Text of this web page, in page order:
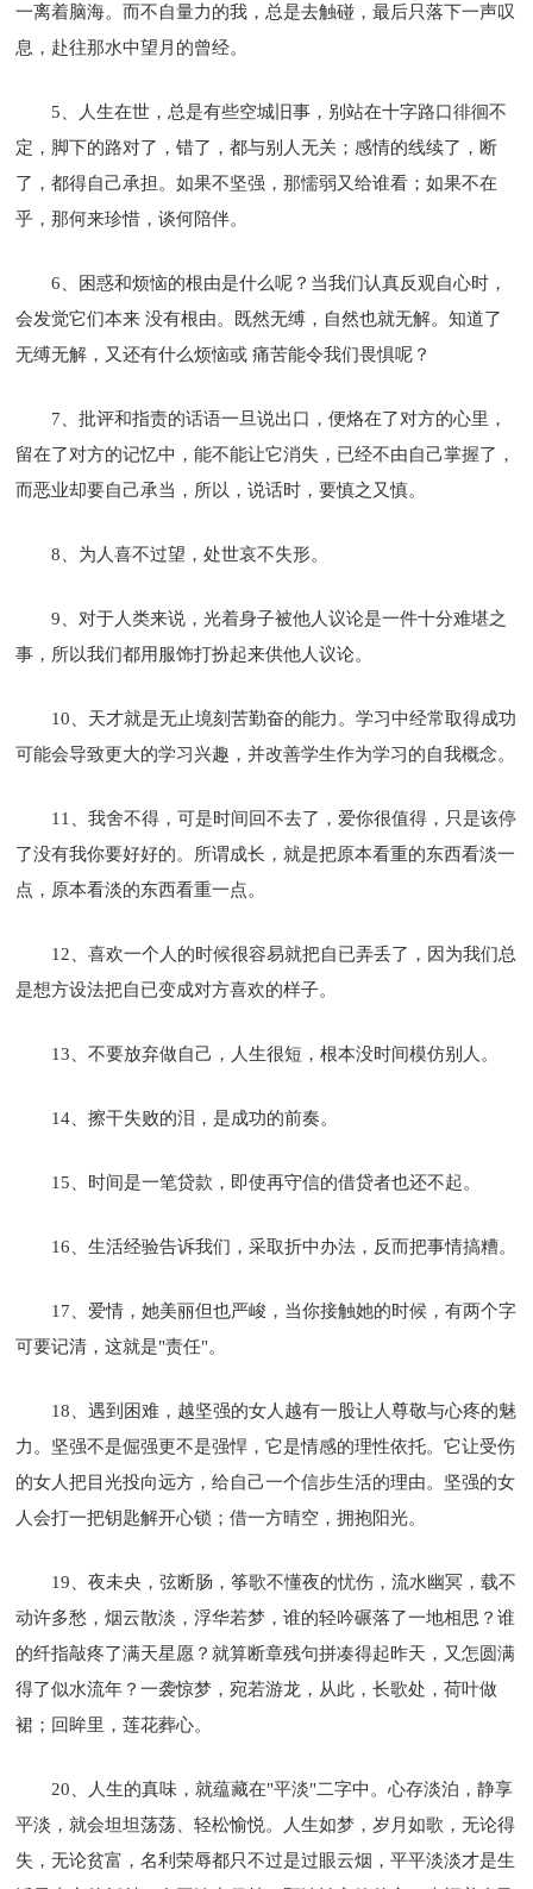
一离着脑海。而不自量力的我，总是去触碰，最后只落下一声叹
息，赴往那水中望月的曾经。
5、人生在世，总是有些空城旧事，别站在十字路口徘徊不
定，脚下的路对了，错了，都与别人无关；感情的线续了，断
了，都得自己承担。如果不坚强，那懦弱又给谁看；如果不在
乎，那何来珍惜，谈何陪伴。
6、困惑和烦恼的根由是什么呢？当我们认真反观自心时，
会发觉它们本来 没有根由。既然无缚，自然也就无解。知道了
无缚无解，又还有什么烦恼或 痛苦能令我们畏惧呢？
7、批评和指责的话语一旦说出口，便烙在了对方的心里，
留在了对方的记忆中，能不能让它消失，已经不由自己掌握了，
而恶业却要自己承当，所以，说话时，要慎之又慎。
8、为人喜不过望，处世哀不失形。
9、对于人类来说，光着身子被他人议论是一件十分难堪之
事，所以我们都用服饰打扮起来供他人议论。
10、天才就是无止境刻苦勤奋的能力。学习中经常取得成功
可能会导致更大的学习兴趣，并改善学生作为学习的自我概念。
11、我舍不得，可是时间回不去了，爱你很值得，只是该停
了没有我你要好好的。所谓成长，就是把原本看重的东西看淡一
点，原本看淡的东西看重一点。
12、喜欢一个人的时候很容易就把自已弄丢了，因为我们总
是想方设法把自已变成对方喜欢的样子。
13、不要放弃做自己，人生很短，根本没时间模仿别人。
14、擦干失败的泪，是成功的前奏。
15、时间是一笔贷款，即使再守信的借贷者也还不起。
16、生活经验告诉我们，采取折中办法，反而把事情搞糟。
17、爱情，她美丽但也严峻，当你接触她的时候，有两个字
可要记清，这就是"责任"。
18、遇到困难，越坚强的女人越有一股让人尊敬与心疼的魅
力。坚强不是倔强更不是强悍，它是情感的理性依托。它让受伤
的女人把目光投向远方，给自己一个信步生活的理由。坚强的女
人会打一把钥匙解开心锁；借一方晴空，拥抱阳光。
19、夜未央，弦断肠，筝歌不懂夜的忧伤，流水幽冥，载不
动许多愁，烟云散淡，浮华若梦，谁的轻吟碾落了一地相思？谁
的纤指敲疼了满天星愿？就算断章残句拼凑得起昨天，又怎圆满
得了似水流年？一袭惊梦，宛若游龙，从此，长歌处，荷叶做
裙；回眸里，莲花葬心。
20、人生的真味，就蕴藏在"平淡"二字中。心存淡泊，静享
平淡，就会坦坦荡荡、轻松愉悦。人生如梦，岁月如歌，无论得
失，无论贫富，名利荣辱都只不过是过眼云烟，平平淡淡才是生